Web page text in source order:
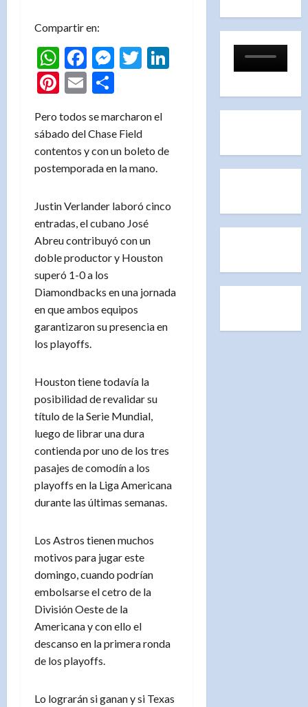
Compartir en:
WhatsApp
Facebook
Messenger
TwitterLinkedIn
Pinterest
Email
Pero todos se marcharon el
sábado del Chase Field
contentos y con un boleto de
postemporada en la mano.
Justin Verlander laboró cinco
entradas, el cubano José
Abreu contribuyó con un
doble productor y Houston
superó 1-0 a los
Diamondbacks en una jornada
en que ambos equipos
garantizaron su presencia en
los playoffs.
Houston tiene todavía la
posibilidad de revalidar su
título de la Serie Mundial,
luego de librar una dura
contienda por uno de los tres
pasajes de comodín a los
playoffs en la Liga Americana
durante las últimas semanas.
Los Astros tienen muchos
motivos para jugar este
domingo, cuando podrían
embolsarse el cetro de la
División Oeste de la
Americana y con ello el
descanso en la primera ronda
de los playoffs.
Lo lograrán si ganan y si Texas